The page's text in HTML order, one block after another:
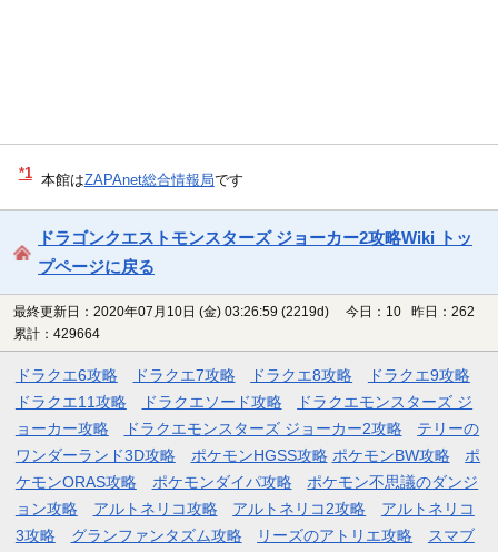
*1 本館はZAPAnet総合情報局です
ドラゴンクエストモンスターズ ジョーカー2攻略Wiki トッ
プページに戻る
最終更新日：2020年07月10日 (金) 03:26:59 (2219d)
今日：10 昨日：262
累計：429664
ドラクエ6攻略 ドラクエ7攻略 ドラクエ8攻略
ドラクエ9攻略
ドラクエ11攻略
ドラクエソード攻略
ドラクエモンスターズ ジ
ョーカー攻略
ドラクエモンスターズ ジョーカー2攻略
テリーの
ワンダーランド3D攻略
ポケモンHGSS攻略 ポケモンBW攻略
ポ
ケモンORAS攻略
ポケモンダイパ攻略
ポケモン不思議のダンジ
ョン攻略
アルトネリコ攻略 アルトネリコ2攻略
アルトネリコ
3攻略
グランファンタズム攻略 リーズのアトリエ攻略 スマブ